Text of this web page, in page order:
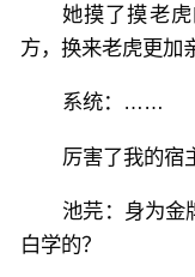
她摸了摸老
方，换来老虎更加
系统：……
厉害了我的宿
池芫：身为金
白学的？